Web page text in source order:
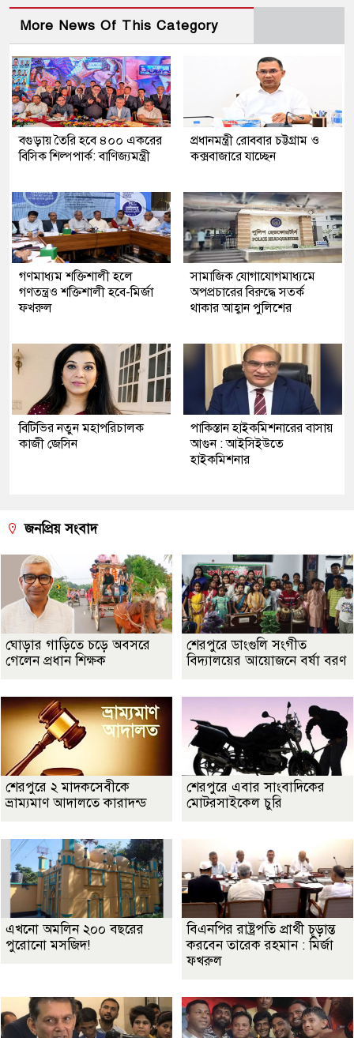
More News Of This Category
বগুড়ায় তৈরি হবে ৪০০ একরের
বিসিক শিল্পপার্ক: বাণিজ্যমন্ত্রী
প্রধানমন্ত্রী রোববার চট্টগ্রাম ও
কক্সবাজারে যাচ্ছেন
গণমাধ্যম শক্তিশালী হলে
গণতন্ত্রও শক্তিশালী হবে-মির্জা
ফখরুল
সামাজিক যোগাযোগমাধ্যমে
অপপ্রচারের বিরুদ্ধে সতর্ক
থাকার আহ্বান পুলিশের
বিটিভির নতুন মহাপরিচালক
কাজী জেসিন
পাকিস্তান হাইকমিশনারের বাসায়
আগুন : আইসিইউতে
হাইকমিশনার
জনপ্রিয় সংবাদ
ঘোড়ার গাড়িতে চড়ে অবসরে
গেলেন প্রধান শিক্ষক
শেরপুরে ডাংগুলি সংগীত
বিদ্যালয়ের আয়োজনে বর্ষা বরণ
শেরপুরে ২ মাদকসেবীকে
ভ্রাম্যমাণ আদালতে কারাদন্ড
শেরপুরে এবার সাংবাদিকের
মোটরসাইকেল চুরি
এখনো অমলিন ২০০ বছরের
পুরোনো মসজিদ!
বিএনপির রাষ্ট্রপতি প্রার্থী চূড়ান্ত
করবেন তারেক রহমান : মির্জা
ফখরুল